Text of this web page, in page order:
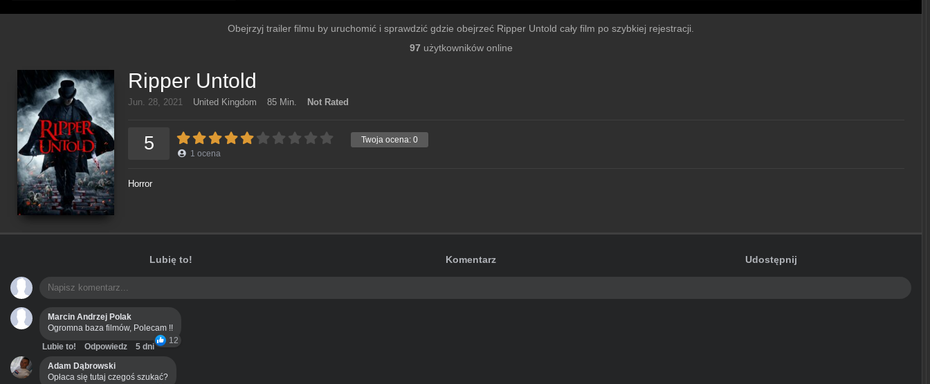
Obejrzyj trailer filmu by uruchomić i sprawdzić gdzie obejrzeć Ripper Untold cały film po szybkiej rejestracji.
97 użytkowników online
Ripper Untold
Jun. 28, 2021 United Kingdom 85 Min. Not Rated
Twoja ocena: 0
5 1 ocena
Horror
Lubię to! Komentarz Udostępnij
Marcin Andrzej Polak
Ogromna baza filmów, Polecam !!
12
Lubie to! Odpowiedz
5 dni
Adam Dąbrowski
Opłaca się tutaj czegoś szukać?